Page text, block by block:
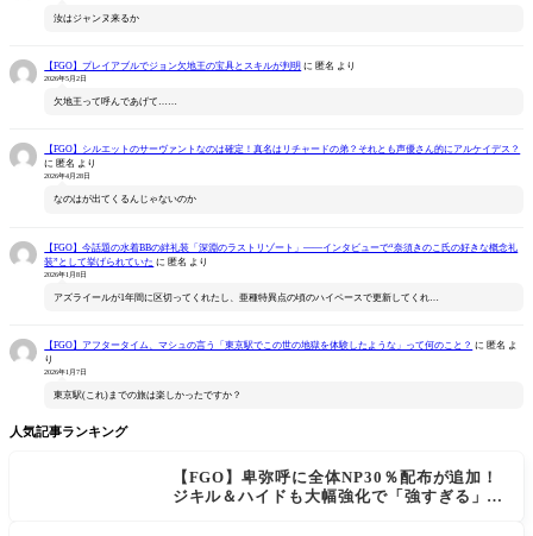
汝はジャンヌ来るか
【FGO】プレイアブルでジョン欠地王の宝具とスキルが判明 に 匿名 より
2026年5月2日
欠地王って呼んであげて……
【FGO】シルエットのサーヴァントなのは確定！真名はリチャードの弟？それとも声優さん的にアルケイデス？
に 匿名 より
2026年4月28日
なのはが出てくるんじゃないのか
【FGO】今話題の水着BBの絆礼装「深淵のラストリゾート」――インタビューで“奈須きのこ氏の好きな概念礼
装”として挙げられていた に匿名 より
2026年1月8日
アズライールが1年間に区切ってくれたし、亜種特異点の頃のハイペースで更新してくれ…
【FGO】アフタータイム、マシュの言う「東京駅でこの世の地獄を体験したような」って何のこと？ に 匿名 よ
り
2026年1月7日
東京駅(これ)までの旅は楽しかったですか？
人気記事ランキング
【FGO】卑弥呼に全体NP30％配布が追加！
ジキル＆ハイドも大幅強化で「強すぎる」の